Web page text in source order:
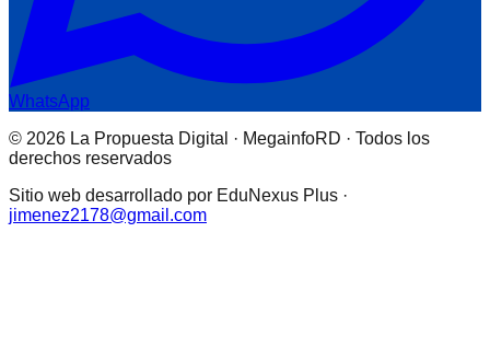
WhatsApp
© 2026 La Propuesta Digital · MegainfoRD · Todos los
derechos reservados
Sitio web desarrollado por EduNexus Plus ·
jimenez2178@gmail.com